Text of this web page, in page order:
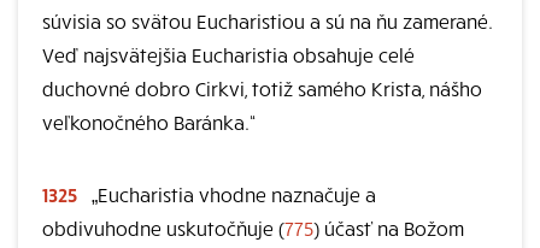
súvisia so svätou Eucharistiou a sú na ňu zamerané.
Veď najsvätejšia Eucharistia obsahuje celé
duchovné dobro Cirkvi, totiž samého Krista, nášho
veľkonočného Baránka.“
1325 „Eucharistia vhodne naznačuje a
obdivuhodne uskutočňuje (775) účasť na Božom